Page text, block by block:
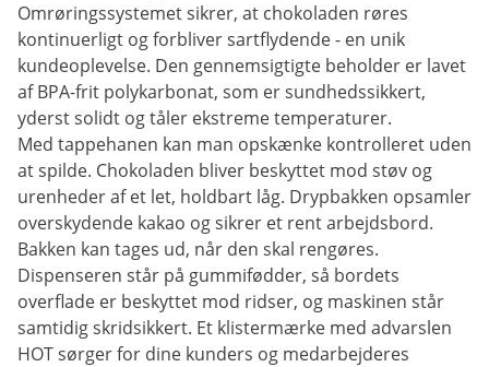
Omrøringssystemet sikrer, at chokoladen røres
kontinuerligt og forbliver sartflydende - en unik
kundeoplevelse. Den gennemsigtigte beholder er lavet
af BPA-frit polykarbonat, som er sundhedssikkert,
yderst solidt og tåler ekstreme temperaturer.
Med tappehanen kan man opskænke kontrolleret uden
at spilde. Chokoladen bliver beskyttet mod støv og
urenheder af et let, holdbart låg. Drypbakken opsamler
overskydende kakao og sikrer et rent arbejdsbord.
Bakken kan tages ud, når den skal rengøres.
Dispenseren står på gummifødder, så bordets
overflade er beskyttet mod ridser, og maskinen står
samtidig skridsikkert. Et klistermærke med advarslen
HOT sørger for dine kunders og medarbejderes